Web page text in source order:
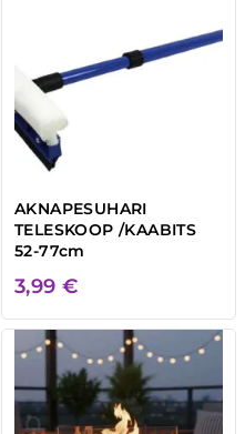
AKNAPESUHARI
TELESKOOP /KAABITS
52-77cm
3,99 €